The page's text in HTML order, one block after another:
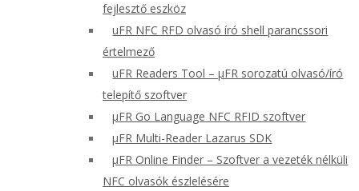
fejlesztő eszköz
uFR NFC RFD olvasó író shell parancssori
értelmező
uFR Readers Tool – μFR sorozatú olvasó/író
telepítő szoftver
μFR Go Language NFC RFID szoftver
μFR Multi-Reader Lazarus SDK
μFR Online Finder – Szoftver a vezeték nélküli
NFC olvasók észlelésére